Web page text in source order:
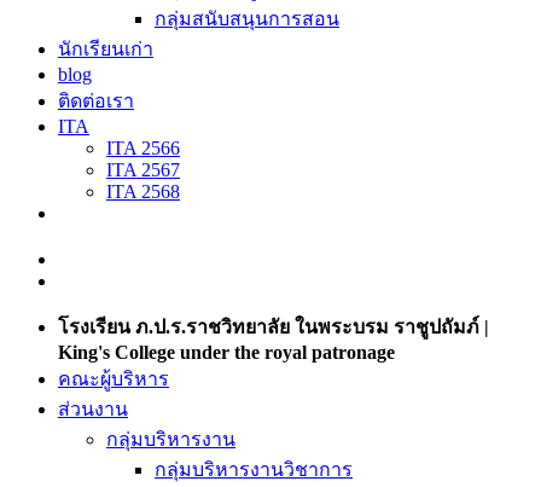
กลุ่มสนับสนุนการสอน
นักเรียนเก่า
blog
ติดต่อเรา
ITA
ITA 2566
ITA 2567
ITA 2568
โรงเรียน ภ.ป.ร.ราชวิทยาลัย ในพระบรม ราชูปถัมภ์ |
King's College under the royal patronage
คณะผู้บริหาร
ส่วนงาน
กลุ่มบริหารงาน
กลุ่มบริหารงานวิชาการ